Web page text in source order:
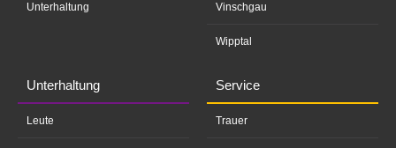
Unterhaltung Vinschgau
Wipptal
Unterhaltung
Leute
Service
Trauer